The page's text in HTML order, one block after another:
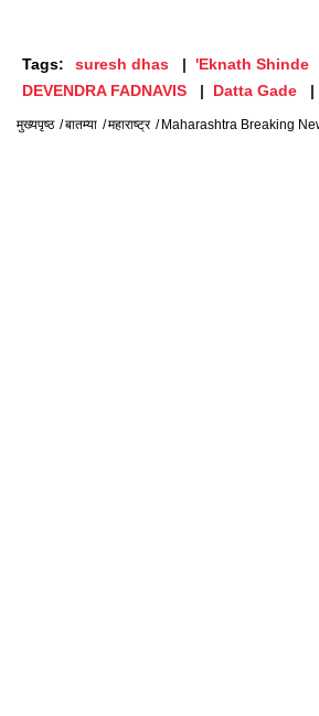
Tags: suresh dhas 'Eknath Shinde
DEVENDRA FADNAVIS
Datta Gade
मुख्यपृष्ठ बातम्या महाराष्ट्र Maharashtra Breaking News